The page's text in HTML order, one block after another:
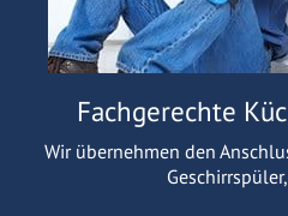
Fachgerechte
Wir übernehmen den